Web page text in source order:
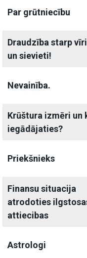
Par grūtniecību
Draudzība starp
un sievieti!
Nevainība.
Krūštura izmēri un
iegādājaties?
Priekšnieks
Finansu situacija
atrodoties
attiecibas
Astrologi